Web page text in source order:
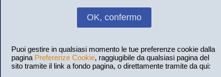
OK, confermo
Puoi gestire in qualsiasi momento le tue preferenze cookie dalla
pagina Preferenze Cookie, raggiugibile da qualsiasi pagina del
sito tramite il link a fondo pagina, o direttamente tramite da qui: